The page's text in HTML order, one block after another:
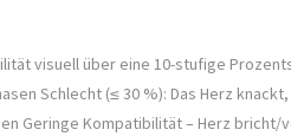
visuell über eine 10-stufige
Schlecht (≤ 30 %): Das Herz
Geringe Kompatibilität – Herz